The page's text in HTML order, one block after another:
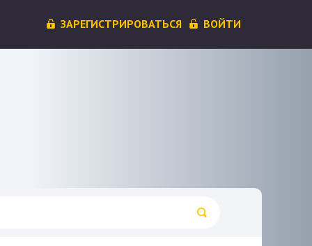
ЗАРЕГИСТРИРОВАТЬСЯ ВОЙТИ